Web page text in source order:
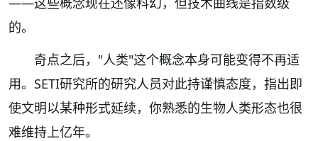
的。
奇点之后，"人类"这个概念本身可能变得不再适
用。SETI研究所的研究人员对此持谨慎态度，指出即
使文明以某种形式延续，你熟悉的生物人类形态也很
难维持上亿年。